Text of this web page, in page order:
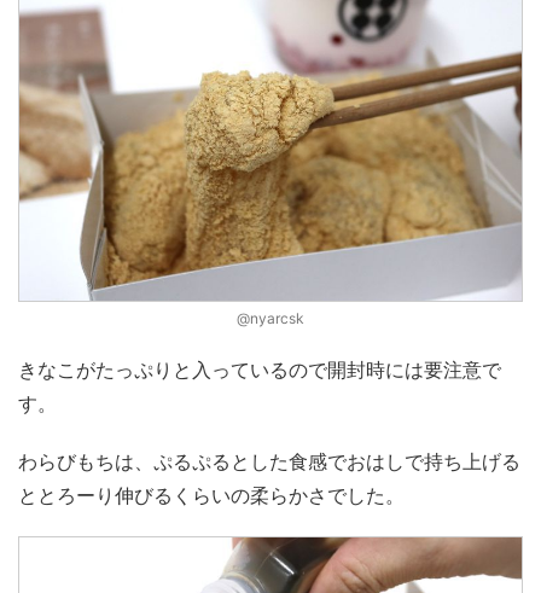
@nyarcsk
きなこがたっぷりと入っているので開封時には要注意で
す。
わらびもちは、ぷるぷるとした食感でおはしで持ち上げる
ととろーり伸びるくらいの柔らかさでした。